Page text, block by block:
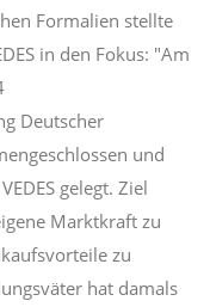
Formalien stellte
in den Fokus: "Am
Deutscher
und
gelegt. Ziel
Marktkraft zu
zu
hat damals